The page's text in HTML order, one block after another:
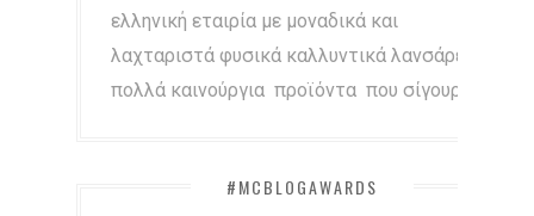
ελληνική εταιρία με μοναδικά και
λαχταριστά φυσικά καλλυντικά λανσάρει
πολλά καινούργια προϊόντα που σίγουρα...
#MCBLOGAWARDS